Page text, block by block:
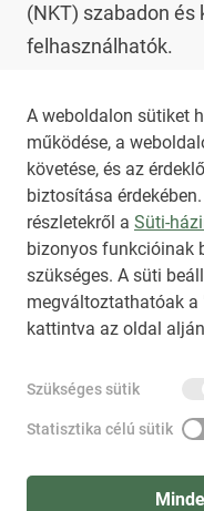
A weboldalon sütiket
működése, a
követése, és az
biztosítása
részletekről a Süti-
bizonyos funkcióinak
szükséges. A süti
megváltoztathatóak a
kattintva az oldal
Szükséges sütik
Statisztika célú sütik
(NKT) szabadon és
felhasználhatók.
Az NKT
információt az
levelező címen
HIRADO.HU
M4SPORT.HU
NEMZETI KÖZLEMÉNYTÁR
AKADÁLYMENTESÍTÉSI
SÚGÓ